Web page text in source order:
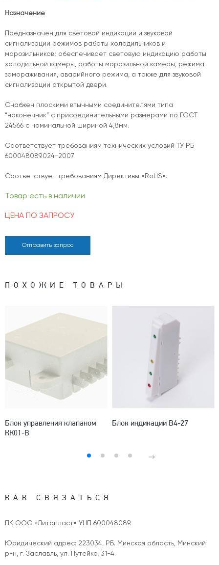
Назначение
Предназначен для световой индикации и звуковой
сигнализации режимов работы холодильников и
морозильников; обеспечивает световую индикацию работы
холодильной камеры, работы морозильной камеры, режима
замораживания, аварийного режима, а также для звуковой
сигнализации открытой двери.
Снабжен плоскими втычными соединителями типа
“наконечник” с присоединительными размерами по ГОСТ
24566 с номинальной шириной 4,8мм.
Соответствует требованиям технических условий ТУ РБ
600048089.024-2007.
Соответствует требованиям Директивы «RoHS».
Товар есть в наличии
ЦЕНА ПО ЗАПРОСУ
Отправить запрос
ПОХОЖИЕ ТОВАРЫ
Блок управления клапаном
КК01-В
Блок индикации В4-27
КАК СВЯЗАТЬСЯ
ПК ООО «Литопласт» УНП 600048089.
Юридический адрес: 223034, РБ. Минская область, Минский
р-н, г. Заславль, ул. Путейко, 31-4.